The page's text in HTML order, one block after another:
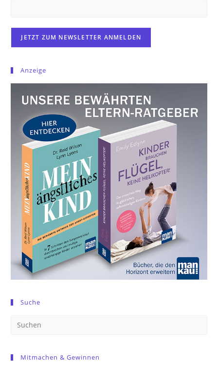
Anzeige
Suche
Mitmachen & Gewinnen